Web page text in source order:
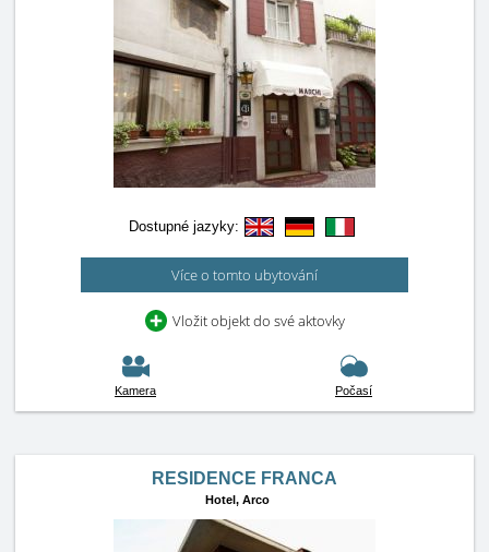
Dostupné jazyky:
Více o tomto ubytování
Vložit objekt do své aktovky
Kamera Počasí
RESIDENCE FRANCA
Hotel, Arco